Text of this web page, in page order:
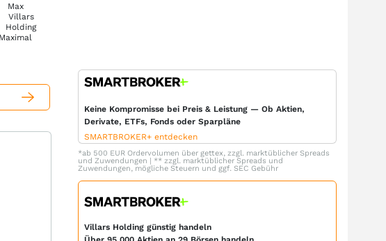
Max
Keine Kompromisse bei Preis & Leistung — Ob Aktien,
Derivate, ETFs, Fonds oder Sparpläne
SMARTBROKER+ entdecken
*ab 500 EUR Ordervolumen über gettex, zzgl. marktüblicher Spreads
und Zuwendungen | ** zzgl. marktüblicher Spreads und
Zuwendungen, mögliche Steuern und ggf. SEC Gebühr
Villars Holding günstig handeln